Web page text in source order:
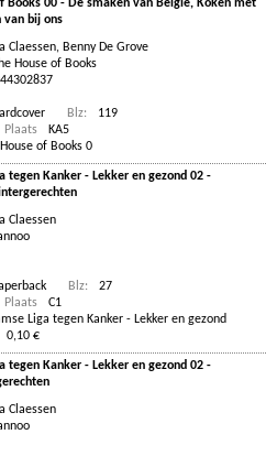
Books 00 - De smaken van Belgie, Koken met
van bij ons
Claessen, Benny De Grove
House of Books
Blz:
119
Plaats
KA5
of Books 0
tegen Kanker - Lekker en gezond 02 -
Claessen
Blz:
27
Plaats
C1
Liga tegen Kanker - Lekker en gezond
0,10 €
tegen Kanker - Lekker en gezond 02 -
Claessen